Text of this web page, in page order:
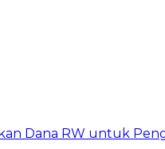
Dana RW untuk